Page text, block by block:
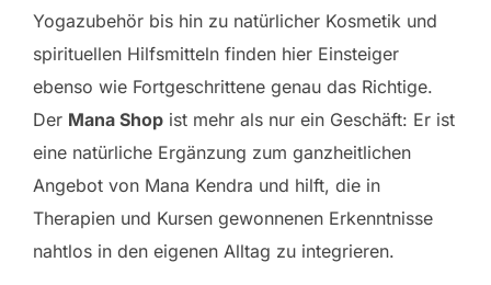
Yogazubehör bis hin zu natürlicher Kosmetik und
spirituellen Hilfsmitteln finden hier Einsteiger
ebenso wie Fortgeschrittene genau das Richtige.
Der Mana Shop ist mehr als nur ein Geschäft: Er ist
eine natürliche Ergänzung zum ganzheitlichen
Angebot von Mana Kendra und hilft, die in
Therapien und Kursen gewonnenen Erkenntnisse
nahtlos in den eigenen Alltag zu integrieren.